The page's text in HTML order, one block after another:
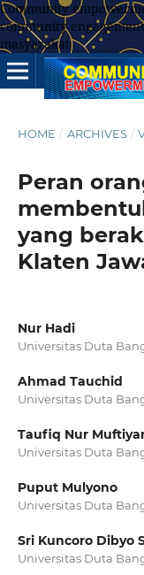
Community
community
masyarakat
HOME / ARCHIVES /
Peran
yang
Klaten
Nur Hadi
Universitas Duta
Ahmad Tauchid
Universitas Duta
Taufiq Nur
Universitas Duta
Puput Mulyono
Universitas Duta
Sri Kuncoro Dibyo
Universitas Duta